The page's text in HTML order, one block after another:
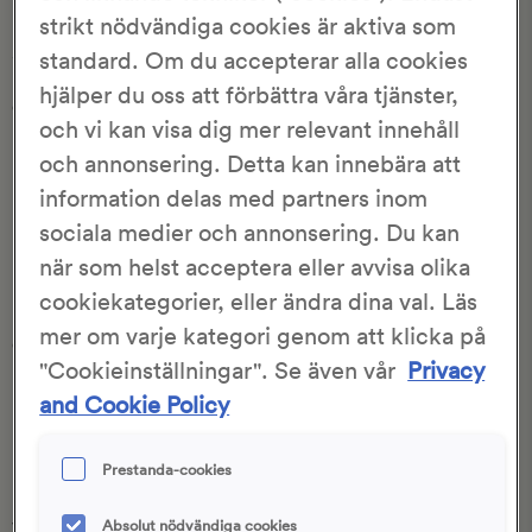
Bortgörning
Slutlig degblandning, då fördeg blandas med de sista
ingredienserna, eller när man blandar alla ingredienser på
en gång.
Bovetekross
Krossade bovetekorn. Bovete är en ört som tillhör
pilörtsfamiljen.
Bovetemjöl
Ett mjöl som är malt på bovete, en växt som är nära släkt
med rabarber och vars frukter används för att göra mjöl
eller gryn. Helt glutenfritt och utgör ofta
huvudingrediensen i glutenfria mjölblandningar.
Bräck
strikt nödvändiga cookies är aktiva som
standard. Om du accepterar alla cookies
hjälper du oss att förbättra våra tjänster,
och vi kan visa dig mer relevant innehåll
och annonsering. Detta kan innebära att
information delas med partners inom
sociala medier och annonsering. Du kan
när som helst acceptera eller avvisa olika
cookiekategorier, eller ändra dina val. Läs
mer om varje kategori genom att klicka på
"Cookieinställningar". Se även vår Privacy
and Cookie Policy
Prestanda-cookies
Absolut nödvändiga cookies